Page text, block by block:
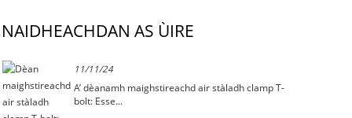
NAIDHEACHDAN AS ÙIRE
11/11/24
A’ dèanamh maighstireachd air stàladh clamp T-
bolt: Esse...